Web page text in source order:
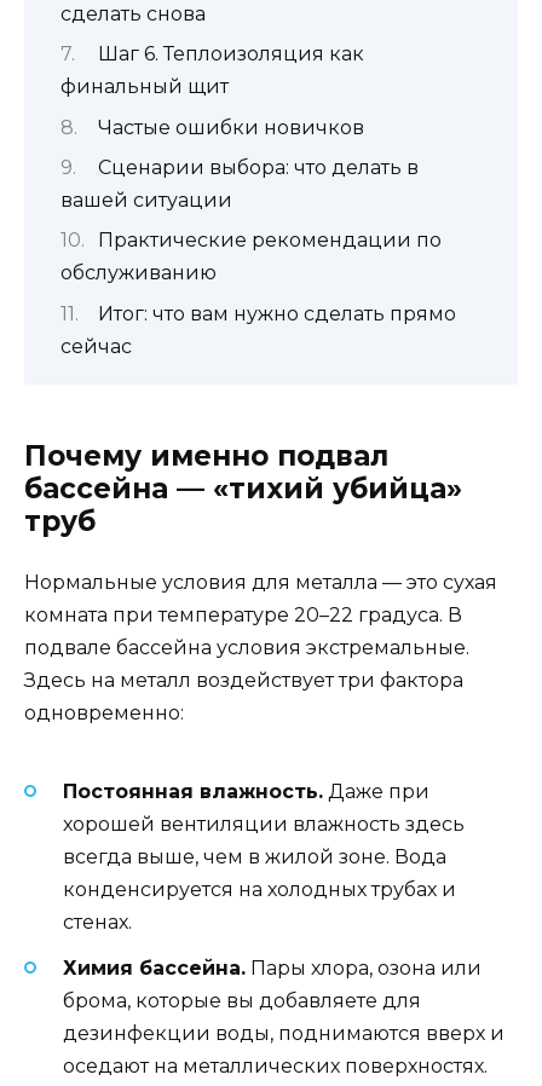
сделать снова
Шаг 6. Теплоизоляция как
финальный щит
Частые ошибки новичков
Сценарии выбора: что делать в
вашей ситуации
Практические рекомендации по
обслуживанию
Итог: что вам нужно сделать прямо
сейчас
Почему именно подвал
бассейна — «тихий убийца»
труб
Нормальные условия для металла — это сухая
комната при температуре 20–22 градуса. В
подвале бассейна условия экстремальные.
Здесь на металл воздействует три фактора
одновременно:
Постоянная влажность. Даже при
хорошей вентиляции влажность здесь
всегда выше, чем в жилой зоне. Вода
конденсируется на холодных трубах и
стенах.
Химия бассейна. Пары хлора, озона или
брома, которые вы добавляете для
дезинфекции воды, поднимаются вверх и
оседают на металлических поверхностях.